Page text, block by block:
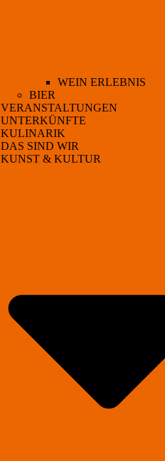
WEIN ERLEBNIS
BIER
VERANSTALTUNGEN
UNTERKÜNFTE
KULINARIK
DAS SIND WIR
KUNST & KULTUR